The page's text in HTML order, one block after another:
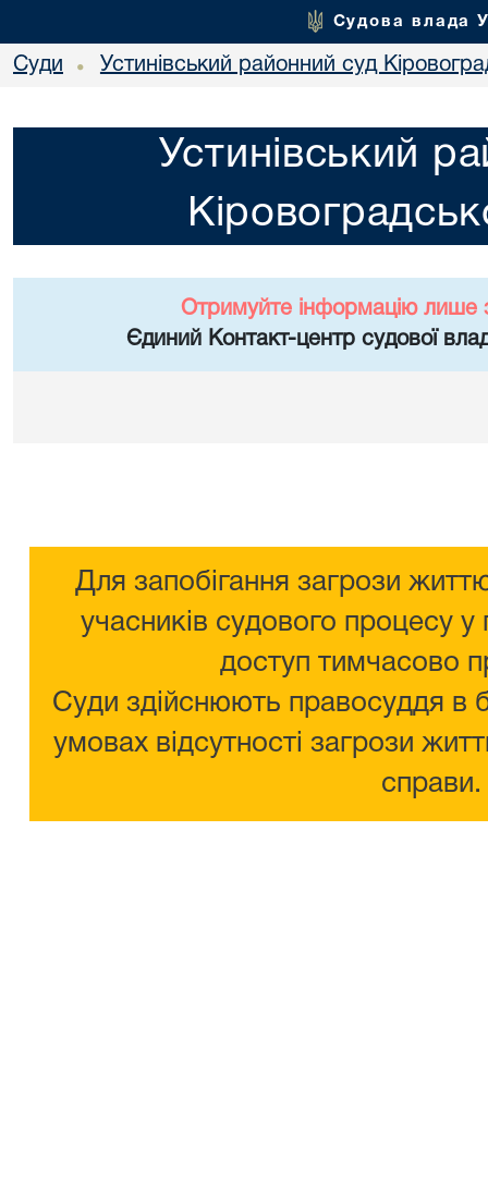
Судова влада
Суди • Устинівський районний суд
Устинівський
Отримуйте інформацію лише
Єдиний Контакт-центр судової
Для запобігання загрози
учасників судового процесу у
доступ тимчасово
Суди здійснюють правосуддя в
умовах відсутності загрози
справи.